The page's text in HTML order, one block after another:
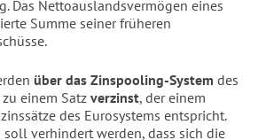
Das Nettoauslandsvermögen eines
Summe seiner früheren
über das Zinspooling-System des
zu einem Satz verzinst, der einem
des Eurosystems entspricht.
verhindert werden, dass sich die